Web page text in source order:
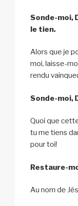
Sonde-moi,
le tien.
Alors que je
moi, laisse-
rendu
Sonde-moi,
Quoi que
tu me tiens
pour toi!
Restaure-
Au nom de